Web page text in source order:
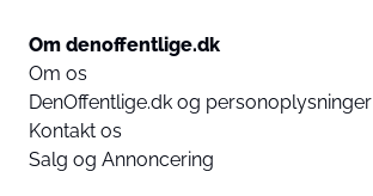
Om denoffentlige.dk
Om os
DenOffentlige.dk og personoplysninger
Kontakt os
Salg og Annoncering